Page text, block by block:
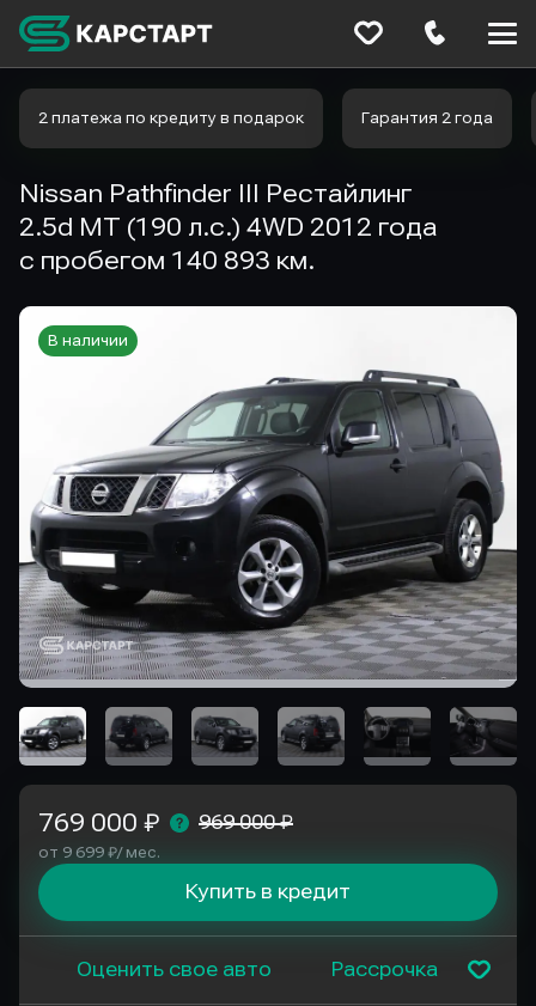
2 платежа по кредиту в подарок Гарантия 2 года
Nissan Pathfinder III Рестайлинг
2.5d MT (190 л.с.) 4WD 2012 года
с пробегом 140 893 км.
В наличии
769 000 ₽ 969 000 ₽
от 9 699 ₽/ мес.
Купить в кредит
Оценить свое авто Рассрочка